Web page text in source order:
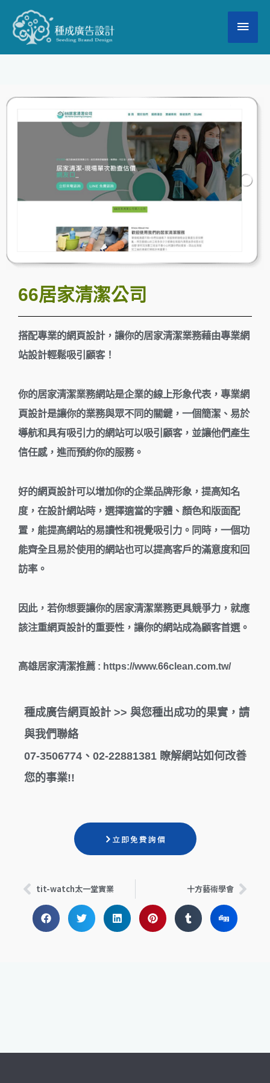
容
主
要
單
66居家清潔公司
搭配專業的網頁設計，讓你的居家清潔業務藉由專業網
站設計輕鬆吸引顧客！
你的居家清潔業務網站是企業的線上形象代表，專業網
頁設計是讓你的業務與眾不同的關鍵，一個簡潔、易於
導航和具有吸引力的網站可以吸引顧客，並讓他們產生
信任感，進而預約你的服務。
好的網頁設計可以增加你的企業品牌形象，提高知名
度，在設計網站時，選擇適當的字體、顏色和版面配
置，能提高網站的易讀性和視覺吸引力。同時，一個功
能齊全且易於使用的網站也可以提高客戶的滿意度和回
訪率。
因此，若你想要讓你的居家清潔業務更具競爭力，就應
該注重網頁設計的重要性，讓你的網站成為顧客首選。
高雄居家清潔推薦 : https://www.66clean.com.tw/
種成廣告網頁設計 >> 與您種出成功的果實，請
與我們聯絡
07-3506774、02-22881381 瞭解網站如何改善
您的事業!!
立即免費詢價
tit-watch太一堂實業 十方藝術學會